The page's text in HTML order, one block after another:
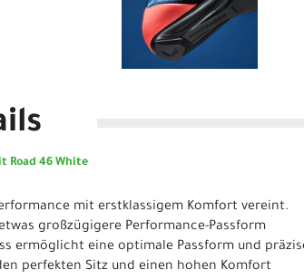
Road 46 White
mit erstklassigem Komfort vereint.
großzügigere Performance-Passform
ermöglicht eine optimale Passform und
perfekten Sitz und einen hohen Komfort